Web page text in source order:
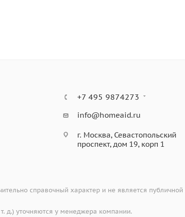
+7 495 9874273
info@homeaid.ru
г. Москва, Севастопольский
проспект, дом 19, корп 1
справочный характер и не является
д.) уточняются у менеджера компании.